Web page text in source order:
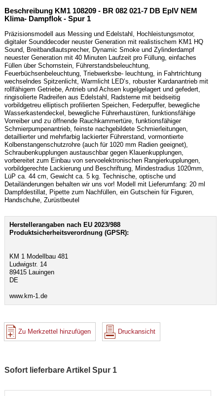
Beschreibung KM1 108209 - BR 082 021-7 DB EpIV NEM
Klima- Dampflok - Spur 1
Präzisionsmodell aus Messing und Edelstahl, Hochleistungsmotor,
digitaler Sounddecoder neuster Generation mit realistischem KM1 HQ
Sound, Breitbandlautsprecher, Dynamic Smoke und Zylinderdampf
neuester Generation mit 40 Minuten Laufzeit pro Füllung, einfaches
Füllen über Schornstein, Führerstandsbeleuchtung,
Feuerbüchsenbeleuchtung, Triebwerksbe- leuchtung, in Fahrtrichtung
wechselndes Spitzenlicht, Warmlicht LED’s, robuster Kardanantrieb mit
rollfähigem Getriebe, Antrieb und Achsen kugelgelagert und gefedert,
ringisolierte Radreifen aus Edelstahl, Radsterne mit beidseitig
vorbildgetreu elliptisch profilierten Speichen, Federpuffer, bewegliche
Wasserkastendeckel, bewegliche Führerhaustüren, funktionsfähige
Vorreiber und zu öffnende Rauchkammertüre, funktionsfähiger
Schmierpumpenantrieb, feinste nachgebildete Schmierleitungen,
detaillierter und mehrfarbig lackierter Führerstand, vormontierte
Kolbenstangenschutzrohre (auch für 1020 mm Radien geeignet),
Schraubenkupplungen austauschbar gegen Klauenkupplungen,
vorbereitet zum Einbau von servoelektronischen Rangierkupplungen,
vorbildgerechte Lackierung und Beschriftung, Mindestradius 1020mm,
LüP ca. 44 cm, Gewicht ca. 5 kg. Technische, optische und
Detailänderungen behalten wir uns vor! Modell mit Lieferumfang: 20 ml
Dampfdestillat, Pipette zum Nachfüllen, ein Gutschein für Figuren,
Handschuhe, Zurüstbeutel
Herstellerangaben nach EU 2023/988
Produktsicherheitsverordnung (GPSR):
KM 1 Modellbau 481
Ludwigstr. 14
89415 Lauingen
DE
www.km-1.de
Zu Merkzettel hinzufügen Druckansicht
Sofort lieferbare Artikel Spur 1